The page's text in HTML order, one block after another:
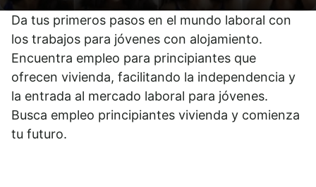
Da tus primeros pasos en el mundo laboral con
los trabajos para jóvenes con alojamiento.
Encuentra empleo para principiantes que
ofrecen vivienda, facilitando la independencia y
la entrada al mercado laboral para jóvenes.
Busca empleo principiantes vivienda y comienza
tu futuro.